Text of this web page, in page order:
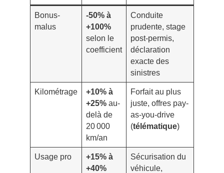
Bonus-
malus
-50% à
+100%
selon le
coefficient
Conduite
prudente, stage
post-permis,
déclaration
exacte des
sinistres
Kilométrage
+10% à
+25%au-
delà de
20 000
km/an
Forfait au plus
juste, offres pay-
as-you-drive
(télématique)
Usage pro
+15% à
+40%
Sécurisation du
véhicule,